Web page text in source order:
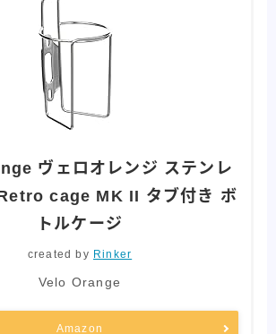
ヴェロオレンジ ステンレ
cage MK II タブ付き ボ
トルケージ
created by Rinker
Velo Orange
Amazon